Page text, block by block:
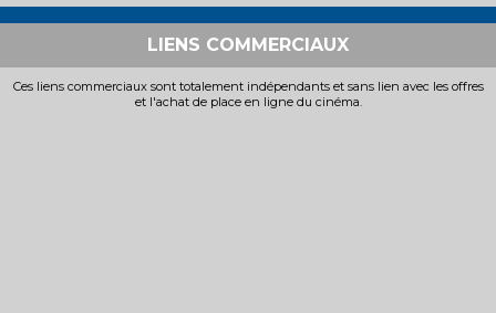
LIENS COMMERCIAUX
Ces liens commerciaux sont totalement indépendants et sans lien avec les offres
et l'achat de place en ligne du cinéma.